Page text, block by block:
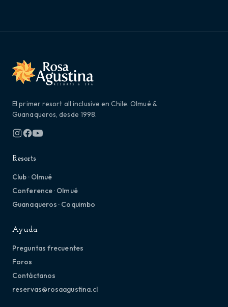
El primer resort all inclusive en Chile. Olmué &
Guanaqueros, desde 1998.
Resorts
Club · Olmué
Conference · Olmué
Guanaqueros · Coquimbo
Ayuda
Preguntas frecuentes
Foros
Contáctanos
reservas@rosaagustina.cl